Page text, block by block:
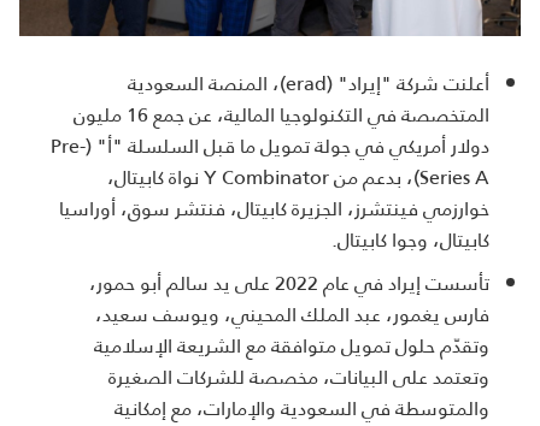
أعلنت شركة "إيراد" (erad)، المنصة السعودية
المتخصصة في التكنولوجيا المالية، عن جمع 16 مليون
دولار أمريكي في جولة تمويل ما قبل السلسلة "أ" (Pre-
Series A)، بدعم من Y Combinator نواة كابيتال،
خوارزمي فينتشرز، الجزيرة كابيتال، فنتشر سوق، أوراسيا
كابيتال، وجوا كابيتال.
تأسست إيراد في عام 2022 على يد سالم أبو حمور،
فارس يغمور، عبد الملك المحيني، ويوسف سعيد،
وتقدّم حلول تمويل متوافقة مع الشريعة الإسلامية
وتعتمد على البيانات، مخصصة للشركات الصغيرة
والمتوسطة في السعودية والإمارات، مع إمكانية